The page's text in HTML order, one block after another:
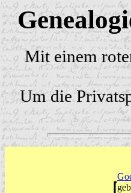
Mit einem
Um die